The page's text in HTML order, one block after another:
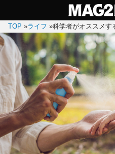
TOP »ライフ »科学者がオススメす